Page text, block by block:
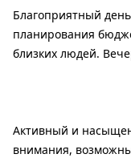
Благоприятный
планирования
близких людей.
Активный и
внимания,